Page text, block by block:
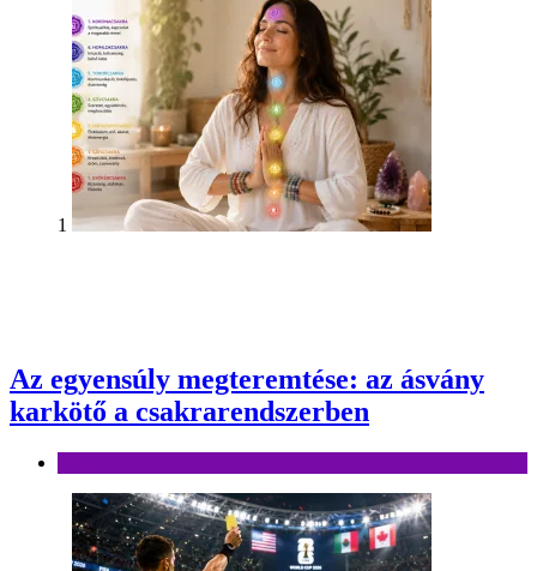
1
Az egyensúly megteremtése: az ásvány
karkötő a csakrarendszerben